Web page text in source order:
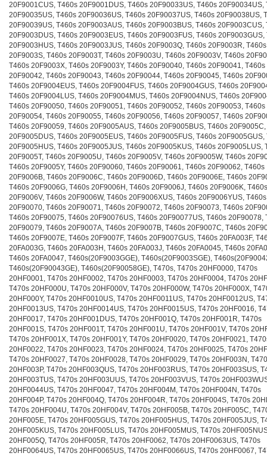
20F9001CUS, T460s 20F9001DUS, T460s 20F90033US, T460s 20F90034US,
20F90035US, T460s 20F90036US, T460s 20F90037US, T460s 20F90038US,
20F90039US, T460s 20F9003AUS, T460s 20F9003BUS, T460s 20F9003CUS,
20F9003DUS, T460s 20F9003EUS, T460s 20F9003FUS, T460s 20F9003GUS,
20F9003HUS, T460s 20F9003JUS, T460s 20F9003Q, T460s 20F9003R, T460s
20F9003S, T460s 20F9003T, T460s 20F9003U, T460s 20F9003V, T460s
T460s 20F9003X, T460s 20F9003Y, T460s 20F90040, T460s 20F90041, T460s
20F90042, T460s 20F90043, T460s 20F90044, T460s 20F90045, T460s
T460s 20F9004EUS, T460s 20F9004FUS, T460s 20F9004GUS, T460s
T460s 20F9004LUS, T460s 20F9004MUS, T460s 20F9004NUS, T460s
T460s 20F90050, T460s 20F90051, T460s 20F90052, T460s 20F90053, T460s
20F90054, T460s 20F90055, T460s 20F90056, T460s 20F90057, T460s
T460s 20F90059, T460s 20F9005AUS, T460s 20F9005BUS, T460s
20F9005DUS, T460s 20F9005EUS, T460s 20F9005FUS, T460s 20F9005GUS,
20F9005HUS, T460s 20F9005JUS, T460s 20F9005KUS, T460s 20F9005LUS,
20F9005T, T460s 20F9005U, T460s 20F9005V, T460s 20F9005W, T460s
T460s 20F9005Y, T460s 20F90060, T460s 20F90061, T460s 20F90062, T460s
20F9006B, T460s 20F9006C, T460s 20F9006D, T460s 20F9006E, T460s
T460s 20F9006G, T460s 20F9006H, T460s 20F9006J, T460s 20F9006K, T460s
20F9006V, T460s 20F9006W, T460s 20F9006XUS, T460s 20F9006YUS, T460s
20F90070, T460s 20F90071, T460s 20F90072, T460s 20F90073, T460s
T460s 20F90075, T460s 20F90076US, T460s 20F90077US, T460s 20F90078,
20F90079, T460s 20F9007A, T460s 20F9007B, T460s 20F9007C, T460s
T460s 20F9007E, T460s 20F9007F, T460s 20F9007GUS, T460s 20FA003F,
20FA003G, T460s 20FA003H, T460s 20FA003J, T460s 20FA0045, T460s
T460s 20FA0047, T460s(20F9003GGE), T460s(20F9003SGE),
T460s(20F90043GE), T460s(20F90058GE), T470s, T470s 20HF0000, T470s
20HF0001, T470s 20HF0002, T470s 20HF0003, T470s 20HF0004, T470s
T470s 20HF000U, T470s 20HF000V, T470s 20HF000W, T470s 20HF000X,
20HF000Y, T470s 20HF0010US, T470s 20HF0011US, T470s 20HF0012US,
20HF0013US, T470s 20HF0014US, T470s 20HF0015US, T470s 20HF0016,
20HF0017, T470s 20HF001DUS, T470s 20HF001Q, T470s 20HF001R, T470s
20HF001S, T470s 20HF001T, T470s 20HF001U, T470s 20HF001V, T470s
T470s 20HF001X, T470s 20HF001Y, T470s 20HF0020, T470s 20HF0021,
20HF0022, T470s 20HF0023, T470s 20HF0024, T470s 20HF0025, T470s
T470s 20HF0027, T470s 20HF0028, T470s 20HF0029, T470s 20HF003N,
20HF003P, T470s 20HF003QUS, T470s 20HF003RUS, T470s 20HF003SUS,
20HF003TUS, T470s 20HF003UUS, T470s 20HF003VUS, T470s
20HF0044US, T470s 20HF0047, T470s 20HF004M, T470s 20HF004N, T470s
20HF004P, T470s 20HF004Q, T470s 20HF004R, T470s 20HF004S, T470s
T470s 20HF004U, T470s 20HF004V, T470s 20HF005B, T470s 20HF005C,
20HF005E, T470s 20HF005GUS, T470s 20HF005HUS, T470s 20HF005JUS,
20HF005KUS, T470s 20HF005LUS, T470s 20HF005MUS, T470s
20HF005Q, T470s 20HF005R, T470s 20HF0062, T470s 20HF0063US, T470s
20HF0064US, T470s 20HF0065US, T470s 20HF0066US, T470s 20HF0067,